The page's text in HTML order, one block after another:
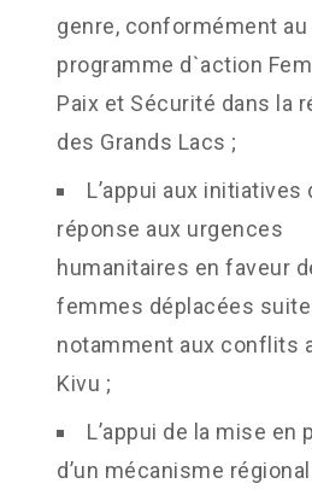
genre, conformément au
programme d`action
Paix et Sécurité dans la
des Grands Lacs ;
L’appui aux initiatives
réponse aux urgences
humanitaires en faveur
femmes déplacées suite
notamment aux conflits
Kivu ;
L’appui de la mise en
d’un mécanisme